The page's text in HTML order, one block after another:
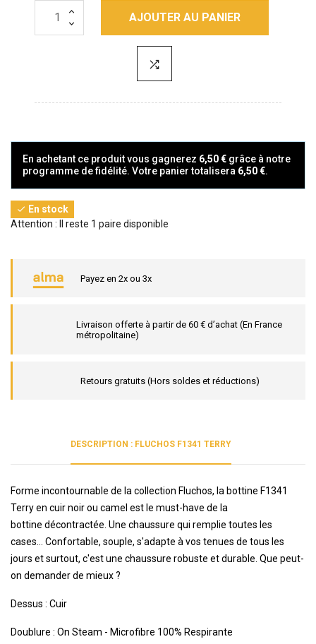
AJOUTER AU PANIER
En achetant ce produit vous gagnerez 6,50 € grâce à notre
programme de fidélité. Votre panier totalisera 6,50 €.
 En stock
Attention : Il reste 1 paire disponible
Payez en 2x ou 3x
Livraison offerte à partir de 60 € d’achat (En France
métropolitaine)
Retours gratuits (Hors soldes et réductions)
DESCRIPTION : FLUCHOS F1341 TERRY
Forme incontournable de la collection Fluchos, la bottine F1341
Terry en cuir noir ou camel est le must-have de la
bottine décontractée. Une chaussure qui remplie toutes les
cases... Confortable, souple, s'adapte à vos tenues de tous les
jours et surtout, c'est une chaussure robuste et durable. Que peut-
on demander de mieux ?
Dessus : Cuir
Doublure : On Steam - Microfibre 100% Respirante